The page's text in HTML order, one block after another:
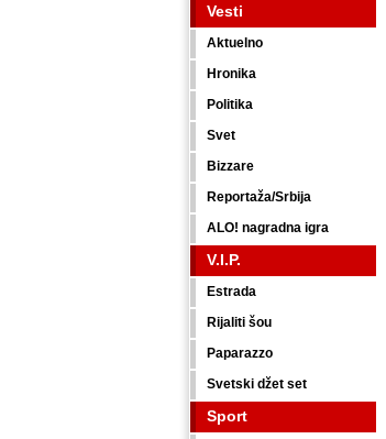
Vesti
Aktuelno
Hronika
Politika
Svet
Bizzare
Reportaža/Srbija
ALO! nagradna igra
V.I.P.
Estrada
Rijaliti šou
Paparazzo
Svetski džet set
Sport